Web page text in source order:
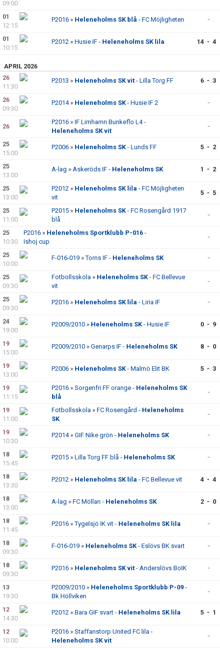
09:00
01
12:15
P2016 » Heleneholms SK blå - FC Möjligheten -
01
10:15
P2012 » Husie IF - Heleneholms SK lila 14 - 4
APRIL 2026
26
11:30
P2013 » Heleneholms SK vit - Lilla Torg FF 6 - 3
26
09:30
P2014» Heleneholms SK- Husie IF 2 -
26
P2016 » IF Limhamn Bunkeflo L4 -
Heleneholms SK vit
-
25
15:00
P2006 » Heleneholms SK- Lunds FF 5 - 2
25
13:00
A-lag » Askeröds IF - Heleneholms SK 1 - 2
25
13:00
P2012 » Heleneholms SK lila - FC Möjligheten
vit
5 - 5
25
11:00
P2015 » Heleneholms SK- FC Rosengård 1917
blå
-
25
10:30
P2016 » Heleneholms Sportklubb P-016 -
Ishoj cup
-
25
10:00
F-016-019 »Torns IF - Heleneholms SK -
25
09:30
Fotbollsskola » Heleneholms SK- FC Bellevue
vit
-
25
09:30
P2016 » Heleneholms SK lila - Liria IF -
24
19:00
P2009/2010 » Heleneholms SK- Husie IF 0 - 9
19
15:00
P2009/2010 » Genarps IF - Heleneholms SK 8 - 0
19
13:00
P2006 » Heleneholms SK- Malmö Elit BK 5 - 3
19
11:15
P2016 » Sorgenfri FF orange - Heleneholms SK
blå
-
19
11:00
Fotbollsskola » FC Rosengård - Heleneholms
SK
-
19
10:30
P2014» GIF Nike grön - Heleneholms SK -
18
15:45
P2015 » Lilla Torg FF blå - Heleneholms SK -
18
13:30
P2012 » Heleneholms SK lila - FC Bellevue vit 4 - 4
18
13:00
A-lag » FC Möllan - Heleneholms SK 2 - 0
18
11:45
P2016 »Tygelsjö IK vit - Heleneholms SK lila -
18
09:30
F-016-019 » Heleneholms SK- Eslövs BK svart -
18
09:30
P2016 » Heleneholms SK vit - Anderslövs BoIK -
13
19:30
P2009/2010 » Heleneholms Sportklubb P-09 -
Bk Höllviken
-
12
14:30
P2012 » Bara GIF svart - Heleneholms SK lila 5 - 1
12
10:00
P2016 » Staffanstorp United FC lila -
Heleneholms SK vit
-